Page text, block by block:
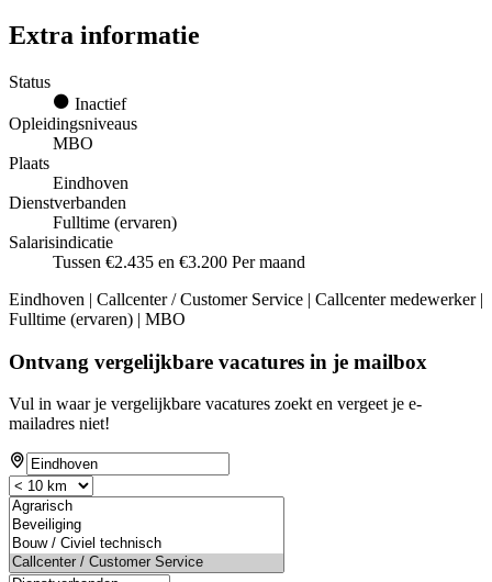
Extra informatie
Status
Inactief
Opleidingsniveaus
MBO
Plaats
Eindhoven
Dienstverbanden
Fulltime (ervaren)
Salarisindicatie
Tussen €2.435 en €3.200 Per maand
Eindhoven | Callcenter / Customer Service | Callcenter medewerker |
Fulltime (ervaren) | MBO
Ontvang vergelijkbare vacatures in je mailbox
Vul in waar je vergelijkbare vacatures zoekt en vergeet je e-
mailadres niet!